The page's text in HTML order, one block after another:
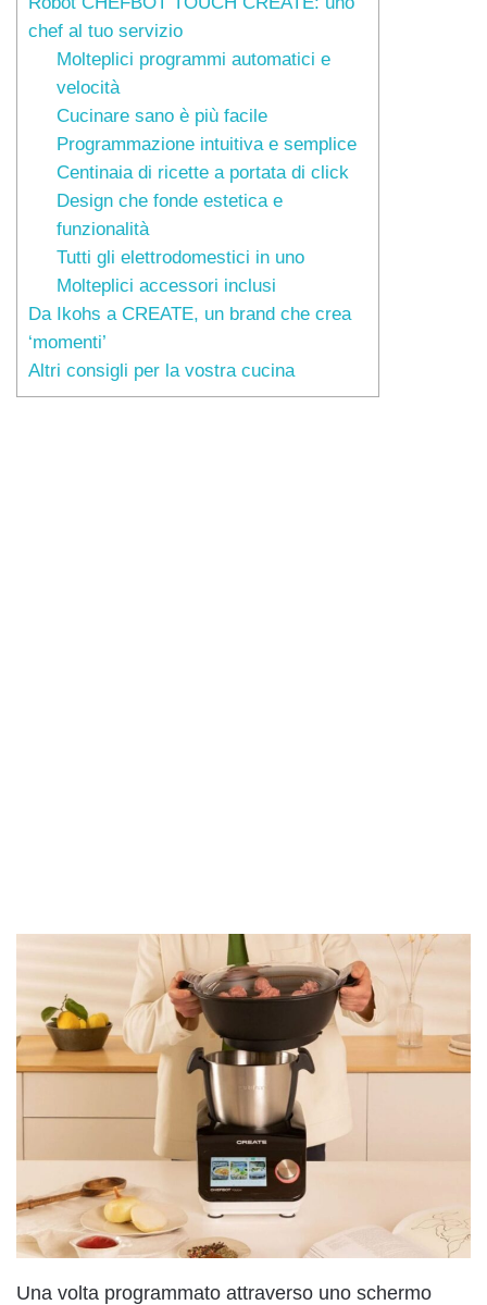
chef al tuo servizio
Molteplici programmi automatici e
velocità
Cucinare sano è più facile
Programmazione intuitiva e semplice
Centinaia di ricette a portata di click
Design che fonde estetica e
funzionalità
Tutti gli elettrodomestici in uno
Molteplici accessori inclusi
Da Ikohs a CREATE, un brand che crea
‘momenti’
Altri consigli per la vostra cucina
Una volta programmato attraverso uno schermo